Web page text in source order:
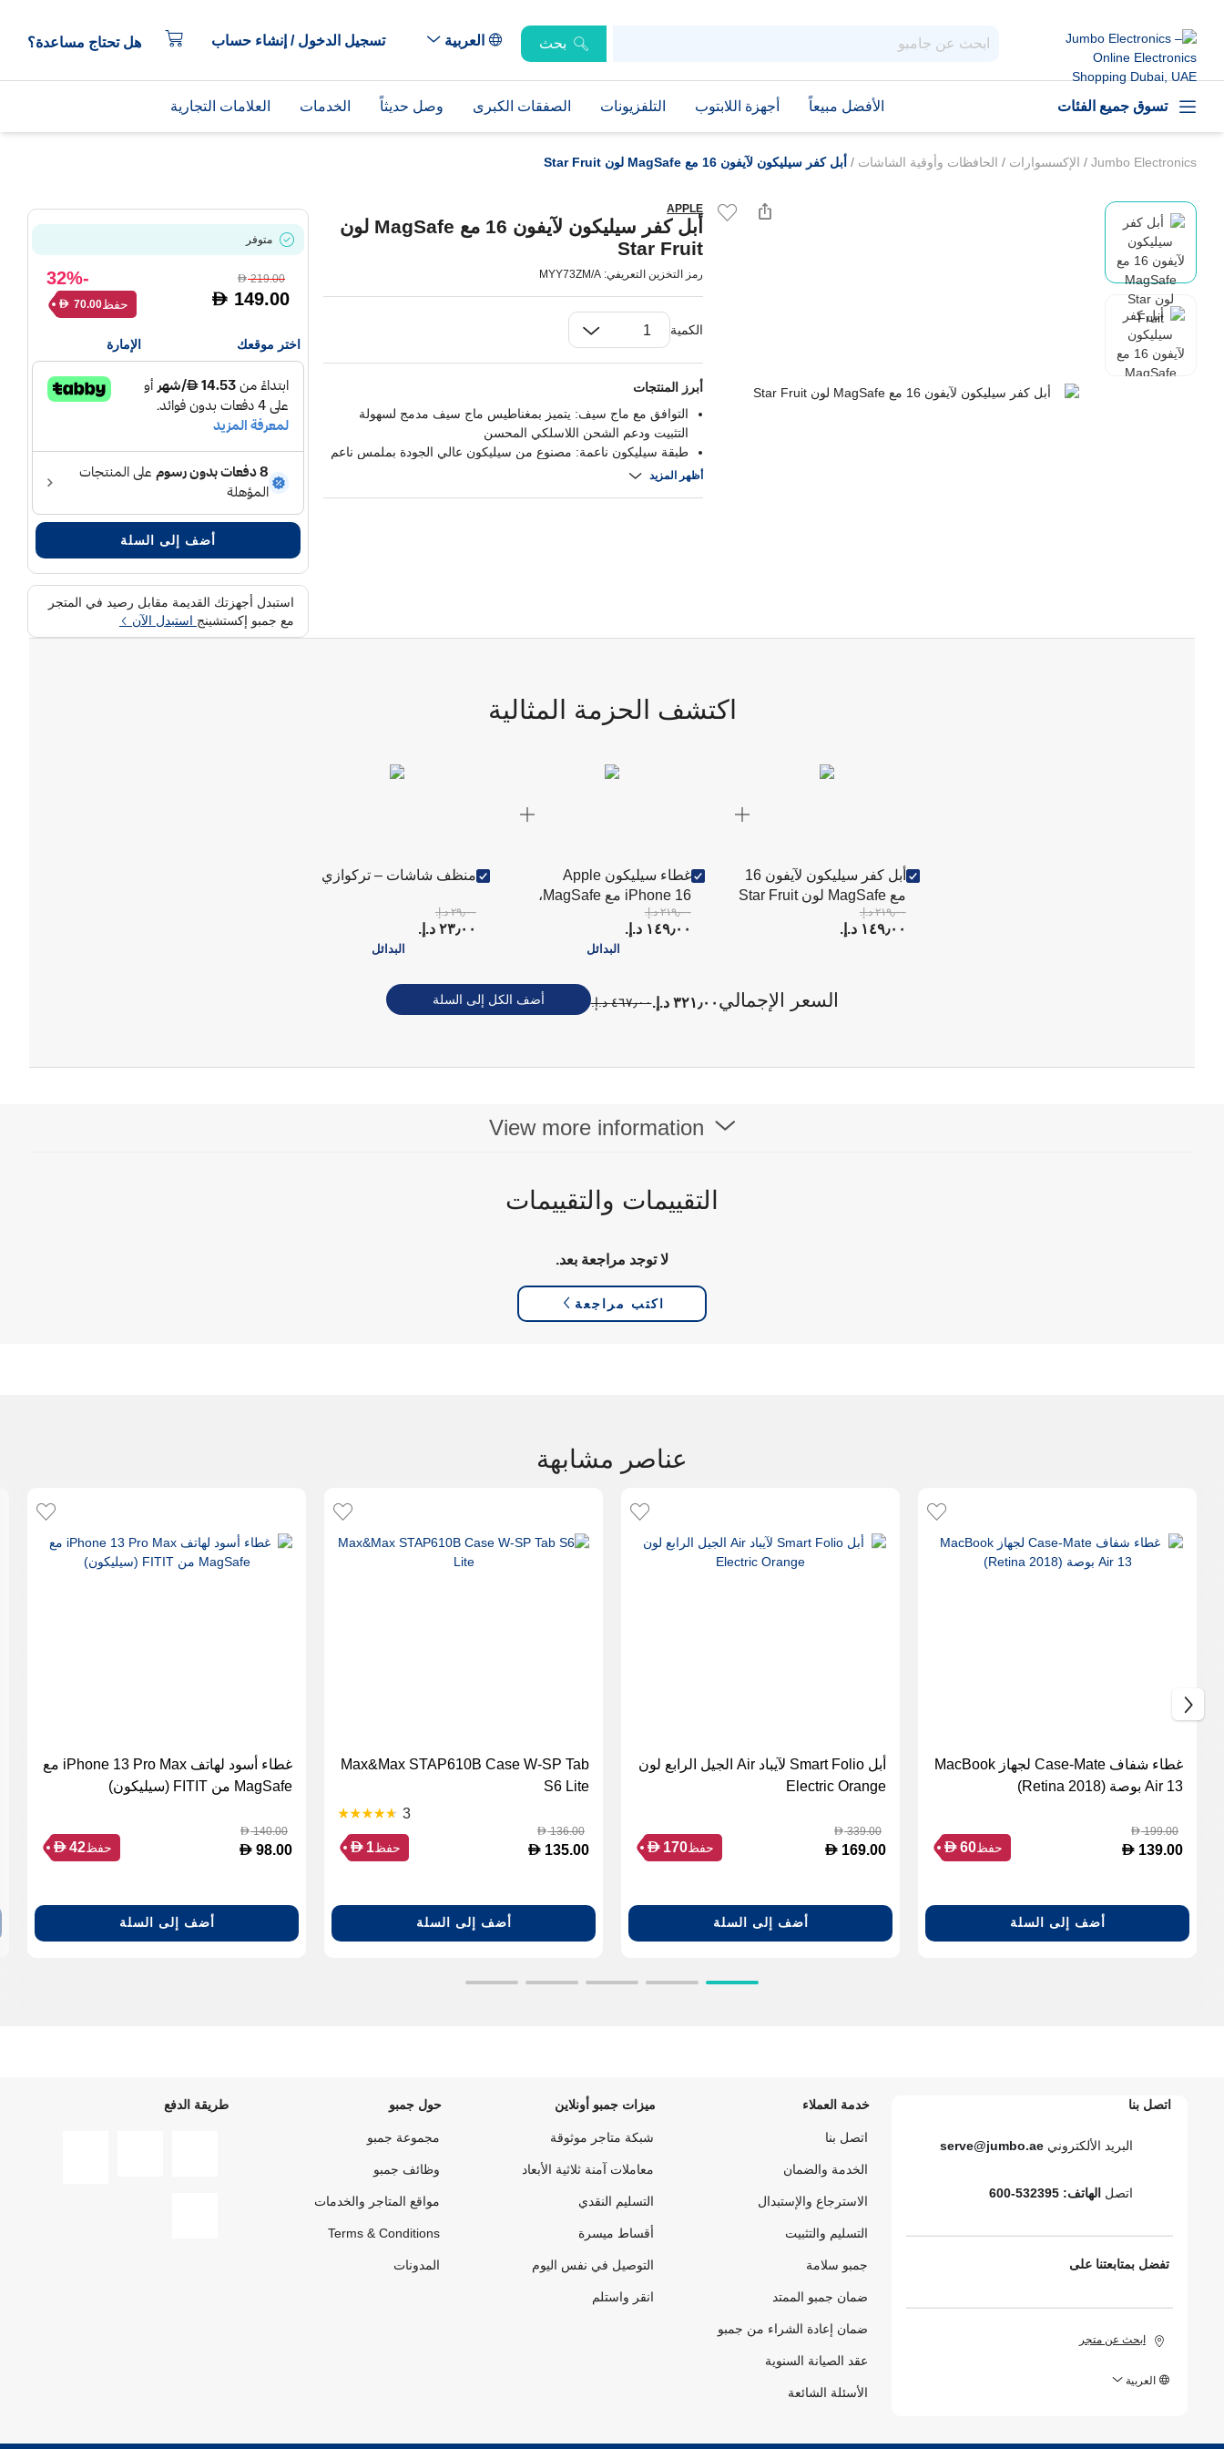
بحث العربية تسجيل الدخول / إنشاء حساب هل تحتاج مساعدة؟
تسوق جميع الفئات الأفضل مبيعاً أجهزة اللابتوب التلفزيونات الصفقات الكبرى وصل حديثاً الخدمات العلامات التجارية
Jumbo Electronics
/ الإكسسوارات / الحافظات وأوقية الشاشات / أبل كفر سيليكون لآيفون 16 مع MagSafe لون Star Fruit
APPLE
أبل كفر سيليكون لآيفون 16 مع MagSafe لون
Star Fruit
رمز التخزين التعريفي: MYY73ZM/A
الكمية
أبرز المنتجات
التوافق مع ماج سيف: يتميز بمغناطيس ماج سيف مدمج لسهولة
التثبيت ودعم الشحن اللاسلكي المحسن
طبقة سيليكون ناعمة: مصنوع من سيليكون عالي الجودة بملمس ناعم
ومريح يوفر قبضة ثابتة وإحساسا فاخرا
أظهر المزيد
متوفر
D219.00
D 149.00
-32%
حفظ D 70.00
اختر موقعك الإمارة
أضف إلى السلة
استبدل أجهزتك القديمة مقابل رصيد في المتجر
مع جمبو إكستشينج استبدل الآن
اكتشف الحزمة المثالية
أبل كفر سيليكون لآيفون 16
مع MagSafe لون Star Fruit
١٤٩٫٠٠ د.إ.‏
٢١٩٫٠٠ د.إ.‏
غطاء سيليكون Apple
iPhone 16 مع MagSafe،
لون أخضر Lake Green.
١٤٩٫٠٠ د.إ.‏
٢١٩٫٠٠ د.إ.‏
البدائل
منظف شاشات – تركوازي
٢٣٫٠٠ د.إ.‏
٢٩٫٠٠ د.إ.‏
البدائل
السعر الإجمالي ٣٢١٫٠٠ د.إ.‏ ٤٦٧٫٠٠ د.إ.‏ أضف الكل إلى السلة
View more information
التقييمات والتقييمات
لا توجد مراجعة بعد.
اكتب مراجعة
عناصر مشابهة
غطاء شفاف Case-Mate لجهاز MacBook
Air 13 بوصة (2018 Retina)
D199.00
D 139.00 حفظ D 60
أضف إلى السلة
أبل Smart Folio لآيباد Air الجيل الرابع لون
Electric Orange
D339.00
D 169.00 حفظ D 170
أضف إلى السلة
Max&Max STAP610B Case W-SP Tab
S6 Lite
3
D136.00
D 135.00 حفظ D 1
أضف إلى السلة
غطاء أسود لهاتف iPhone 13 Pro Max مع
MagSafe من FITIT (سيليكون)
D140.00
D 98.00 حفظ D 42
أضف إلى السلة
اتصل بنا
البريد الألكتروني serve@jumbo.ae
اتصلالهاتف: 532395-600
تفضل بمتابعتنا على
ابحث عن متجر
العربية
خدمة العملاء
اتصل بنا
الخدمة والضمان
الاسترجاع والإستبدال
التسليم والتثبيت
جمبو سلامة
ضمان جمبو الممتد
ضمان إعادة الشراء من جمبو
عقد الصيانة السنوية
الأسئلة الشائعة
ميزات جمبو أونلاين
شبكة متاجر موثوقة
معاملات آمنة ثلاثية الأبعاد
التسليم النقدي
أقساط ميسرة
التوصيل في نفس اليوم
انقر واستلم
حول جمبو
مجموعة جمبو
وظائف جمبو
مواقع المتاجر والخدمات
Terms & Conditions
المدونات
طريقة الدفع